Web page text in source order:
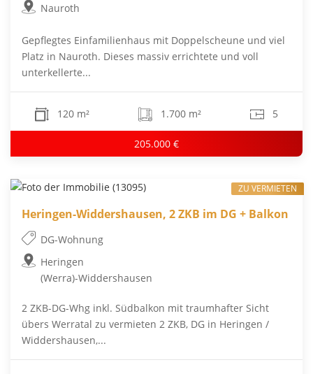
Nauroth
Gepflegtes Einfamilienhaus mit Doppelscheune und viel
Platz in Nauroth. Dieses massiv errichtete und voll
unterkellerte...
120 m² 1.700 m² 5
205.000 €
Heringen-Widdershausen, 2 ZKB im DG + Balkon
DG-Wohnung
Heringen
(Werra)-Widdershausen
2 ZKB-DG-Whg inkl. Südbalkon mit traumhafter Sicht
übers Werratal zu vermieten 2 ZKB, DG in Heringen /
Widdershausen,...
ZU VERMIETEN